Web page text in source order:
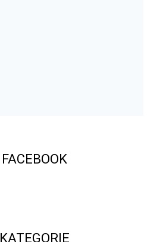
FACEBOOK
KATEGORIE